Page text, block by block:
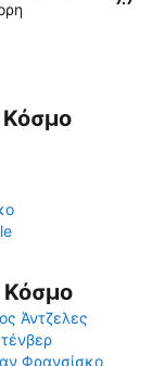
Κόσμο
Κόσμο
Άντζελες
Φρανσίσκο